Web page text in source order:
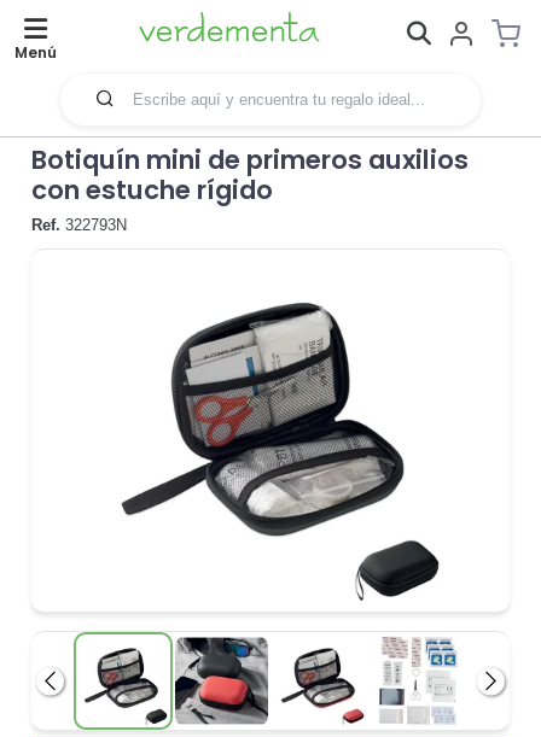
Menú
Botiquín mini de primeros auxilios
con estuche rígido
Ref. 322793N
Anterior